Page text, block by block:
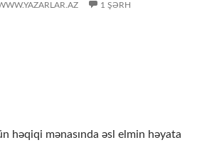
1 ŞƏRH
həqiqi mənasında əsl elmin həyata